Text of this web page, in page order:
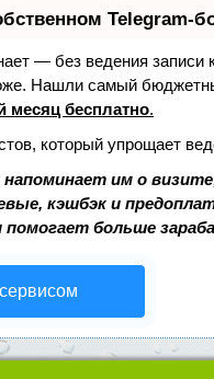
Telegram-
— без ведения
Нашли самый
месяц бесплатно.
который упрощает
им о
кэшбэк и
помогает больше